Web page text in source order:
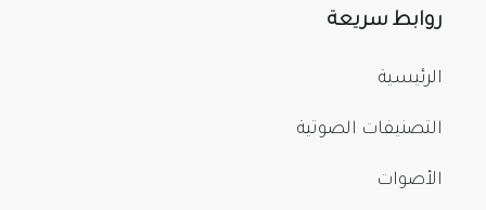
روابط سريعة
الرئيسية
التصنيفات الصوتية
الأصوات